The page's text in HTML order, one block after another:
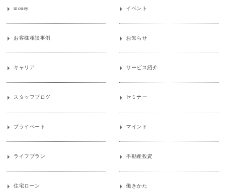
money イベント
お客様相談事例 お知らせ
キャリア サービス紹介
スタッフブログ セミナー
プライベート マインド
ライフプラン 不動産投資
住宅ローン 働きかた